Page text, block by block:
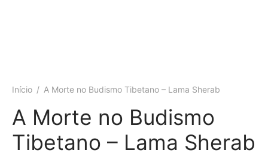
Início / A Morte no Budismo Tibetano – Lama Sherab
A Morte no Budismo
Tibetano – Lama Sherab